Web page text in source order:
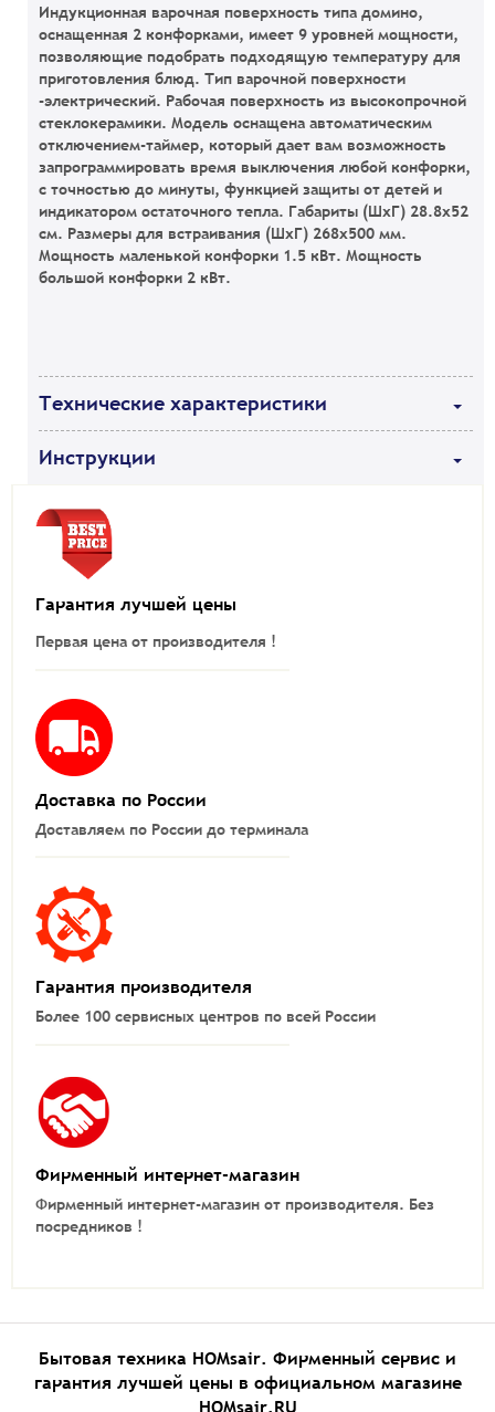
Индукционная варочная поверхность типа домино,
оснащенная 2 конфорками, имеет 9 уровней мощности,
позволяющие подобрать подходящую температуру для
приготовления блюд. Тип варочной поверхности
-электрический. Рабочая поверхность из высокопрочной
стеклокерамики. Модель оснащена автоматическим
отключением-таймер, который дает вам возможность
запрограммировать время выключения любой конфорки,
с точностью до минуты, функцией защиты от детей и
индикатором остаточного тепла. Габариты (ШхГ) 28.8x52
см. Размеры для встраивания (ШхГ) 268x500 мм.
Мощность маленькой конфорки 1.5 кВт. Мощность
большой конфорки 2 кВт.
Технические характеристики
Инструкции
Гарантия лучшей цены
Первая цена от производителя !
Доставка по России
Доставляем по России до терминала
Гарантия производителя
Более 100 сервисных центров по всей России
Фирменный интернет-магазин
Фирменный интернет-магазин от производителя. Без
посредников !
Бытовая техника HOMsair. Фирменный сервис и
гарантия лучшей цены в официальном магазине
HOMsair.RU